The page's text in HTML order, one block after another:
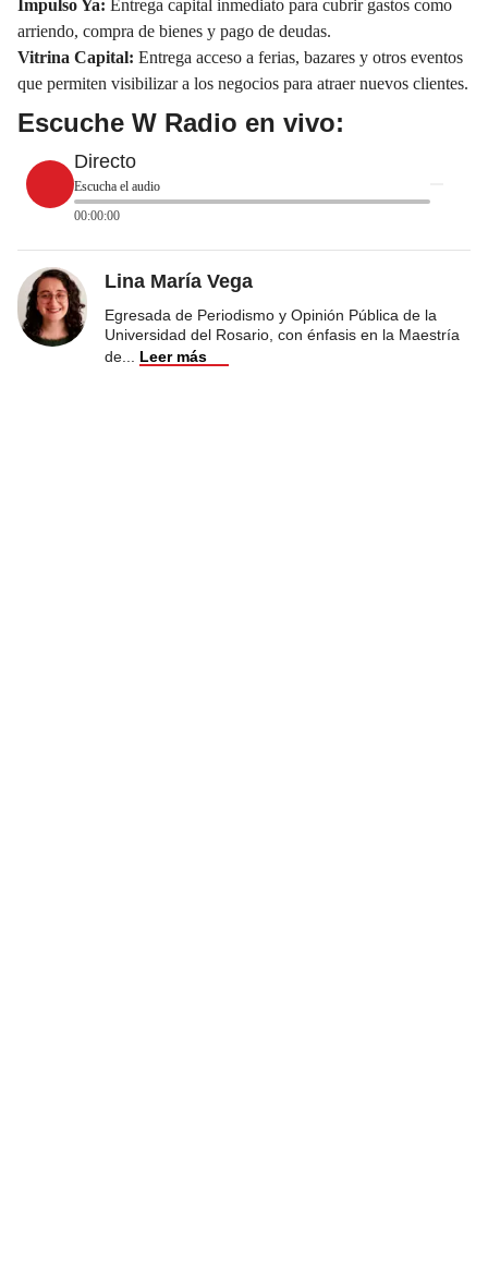
Impulso Ya: Entrega capital inmediato para cubrir gastos como
arriendo, compra de bienes y pago de deudas.
Vitrina Capital: Entrega acceso a ferias, bazares y otros eventos
que permiten visibilizar a los negocios para atraer nuevos clientes.
Escuche W Radio en vivo:
Directo
Escucha el audio
00:00:00
Lina María Vega
Egresada de Periodismo y Opinión Pública de la
Universidad del Rosario, con énfasis en la Maestría
de
Leer más